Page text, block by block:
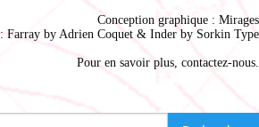
Conception graphique : Mirages
Farray by Adrien Coquet & Inder by Sorkin Type
Pour en savoir plus, contactez-nous.